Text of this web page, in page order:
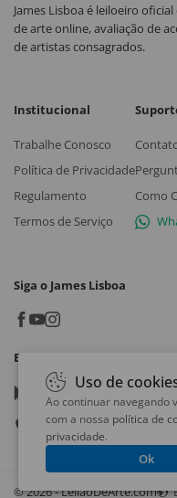
James Lisboa é leiloeiro
de arte online, avaliação de
de artistas consagrados.
Institucional
Trabalhe Conosco
Política de Privacidade
Regulamento
Termos de Serviço
Como
Siga o James Lisboa
Baixe o App
Google play
App store
© 2026 - LeilaoDeArte.com
Uso de
Ao continuar navegando
com a nossa política de
privacidade.
Ok